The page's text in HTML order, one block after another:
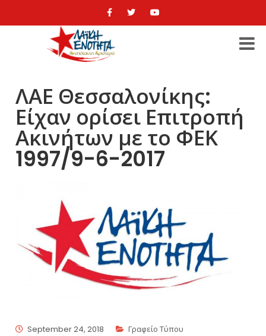
ΛΑΕ Θεσσαλονίκης:
Είχαν ορίσει Επιτροπή
Ακινήτων με το ΦΕΚ
1997/9-6-2017
September 24, 2018
Γραφείο Τύπου